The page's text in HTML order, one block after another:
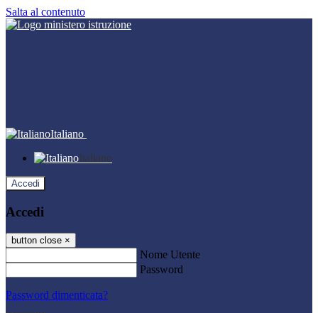
Salta al contenuto
Italiano
Italiano
Accedi
Accedi
button close ×
Nome Utente
Password
Password dimenticata?